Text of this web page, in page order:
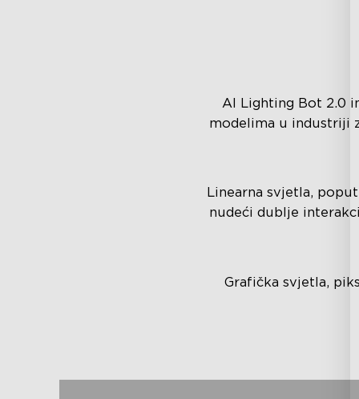
AI Lighting Bot 2.0
modelima u industriji
Linearna svjetla,
nudeći dublje
Grafička svjetla,